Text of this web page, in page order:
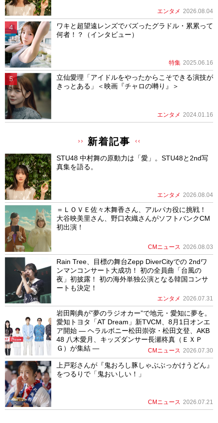
エンタメ 2026.08.04
ワキと超望遠レンズでバズったグラドル・累累って
何者！？（インタビュー）
特集 2025.06.16
立仙愛理「アイドルをやったからこそできる演技が
きっとある」＜映画『チャロの囀り』＞
エンタメ 2024.01.16
新着記事
STU48 中村舞の原動力は「愛」。STU48と2nd写
真集を語る。
エンタメ 2026.08.04
＝ＬＯＶＥ佐々木舞香さん、アルパカ役に挑戦！
大谷映美里さん、野口衣織さんがソフトバンクCM
初出演！
CMニュース 2026.08.03
Rain Tree、目標の舞台Zepp DiverCityでの 2ndワ
ンマンコンサート大成功！ 初の全員曲「台風の
夜」初披露！ 初の海外単独公演となる韓国コンサ
ートも決定！
エンタメ 2026.07.31
岩田剛典が”夢のラジオカー”で地元・愛知に夢を。
愛知トヨタ「AT Dream」新TVCM、8月1日オンエ
ア開始 ― ヘラルボニー松田崇弥・松田文登、AKB
48 八木愛月、キッズダンサー長瀬柊真（ＥＸＰ
Ｇ）が集結 ―
CMニュース 2026.07.30
上戸彩さんが『鬼おろし豚しゃぶぶっかけうどん』
をつるりで「鬼おいしい！」
CMニュース 2026.07.21